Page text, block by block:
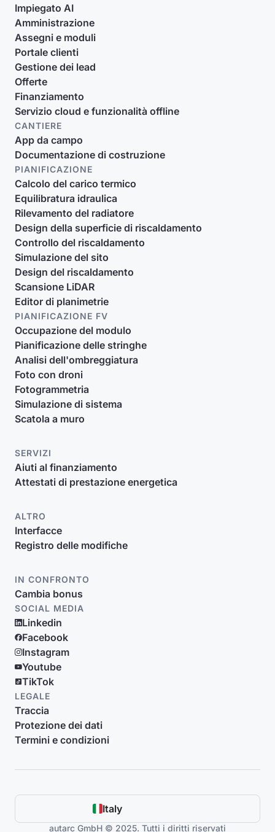
Impiegato AI
Amministrazione
Assegni e moduli
Portale clienti
Gestione dei lead
Offerte
Finanziamento
Servizio cloud e funzionalità offline
CANTIERE
App da campo
Documentazione di costruzione
PIANIFICAZIONE
Calcolo del carico termico
Equilibratura idraulica
Rilevamento del radiatore
Design della superficie di riscaldamento
Controllo del riscaldamento
Simulazione del sito
Design del riscaldamento
Scansione LiDAR
Editor di planimetrie
PIANIFICAZIONE FV
Occupazione del modulo
Pianificazione delle stringhe
Analisi dell'ombreggiatura
Foto con droni
Fotogrammetria
Simulazione di sistema
Scatola a muro
SERVIZI
Aiuti al finanziamento
Attestati di prestazione energetica
ALTRO
Interfacce
Registro delle modifiche
IN CONFRONTO
Cambia bonus
SOCIAL MEDIA
Linkedin
Facebook
Instagram
Youtube
TikTok
LEGALE
Traccia
Protezione dei dati
Termini e condizioni
Italy
autarc GmbH © 2025. Tutti i diritti riservati